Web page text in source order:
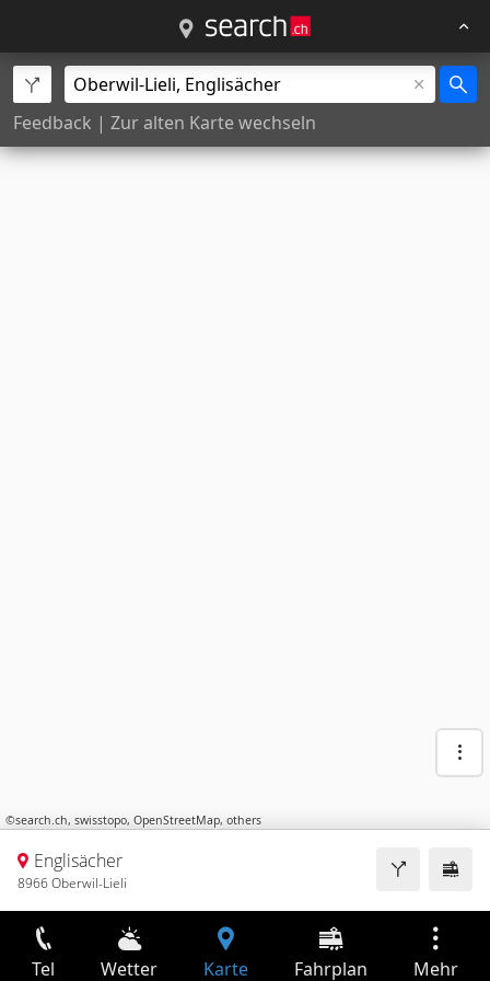
Feedback | Zur alten Karte wechseln
©search.ch, swisstopo, OpenStreetMap, others
Englisächer
8966 Oberwil-Lieli
Tel Wetter Karte Fahrplan Mehr